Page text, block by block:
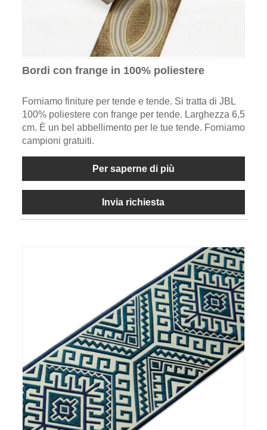
Bordi con frange in 100% poliestere
Forniamo finiture per tende e tende. Si tratta di JBL
100% poliestere con frange per tende. Larghezza 6,5
​​cm. È un bel abbellimento per le tue tende. Forniamo
campioni gratuiti.
Per saperne di più
Invia richiesta